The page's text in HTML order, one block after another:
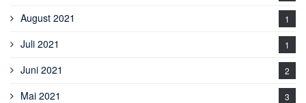
August 2021 1
Juli 2021 1
Juni 2021 2
Mai 2021 3